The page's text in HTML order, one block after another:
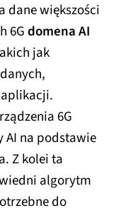
dane większości
6Gdomena AI
jak
6G
AI na podstawie
Z kolei ta
algorytm
do